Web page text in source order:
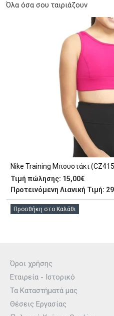
Όλα όσα σου ταιριάζουν
Nike Training Μπουστάκι
Τιμή πώλησης: 15,00€
Προτεινόμενη Λιανική Τιμή:
Προσθήκη στο Καλάθι
Όροι χρήσης
Εταιρεία - Ιστορικό
Τα Καταστήματά μας
Θέσεις Εργασίας